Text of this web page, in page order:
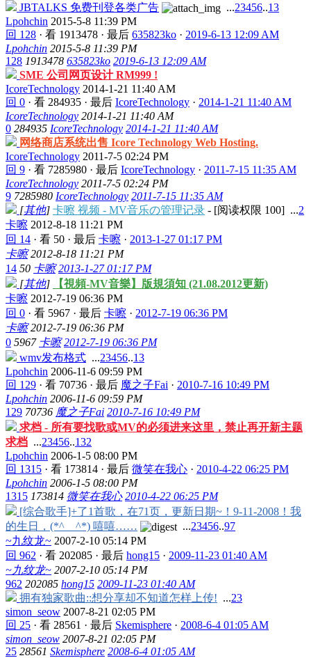
JBTALKS 免费刊登各类广告 ...23456..13
Lpohchin 2015-5-8 11:39 PM
回 128 · 看 1913478 · 最后 635823ko · 2019-6-13 12:09 AM
Lpohchin 2015-5-8 11:39 PM
128 1913478 635823ko 2019-6-13 12:09 AM
SME 公司网页设计 RM999 !
IcoreTechnology 2014-1-21 11:40 AM
回 0 · 看 284935 · 最后 IcoreTechnology · 2014-1-21 11:40 AM
IcoreTechnology 2014-1-21 11:40 AM
0 284935 IcoreTechnology 2014-1-21 11:40 AM
网络商店系统出售 Icore Technology Web Hosting.
IcoreTechnology 2011-7-5 02:24 PM
回 9 · 看 7285980 · 最后 IcoreTechnology · 2011-7-15 11:35 AM
IcoreTechnology 2011-7-5 02:24 PM
9 7285980 IcoreTechnology 2011-7-15 11:35 AM
[其他] 卡嚓 视频 - MV音乐の管理记录 - [阅读权限 100] ...2
卡嚓 2012-8-18 11:21 PM
回 14 · 看 50 · 最后 卡嚓 · 2013-1-27 01:17 PM
卡嚓 2012-8-18 11:21 PM
14 50 卡嚓 2013-1-27 01:17 PM
[其他]
【視頻-MV音樂】版規須知 (21.08.2012更新)
卡嚓 2012-7-19 06:36 PM
回 0 · 看 5967 · 最后 卡嚓 · 2012-7-19 06:36 PM
卡嚓 2012-7-19 06:36 PM
0 5967 卡嚓 2012-7-19 06:36 PM
wmv发布格式 ...23456..13
Lpohchin 2006-11-6 09:59 PM
回 129 · 看 70736 · 最后 魔之子Fai · 2010-7-16 10:49 PM
Lpohchin 2006-11-6 09:59 PM
129 70736 魔之子Fai 2010-7-16 10:49 PM
求档 - 所有要找歌或MV的必须进来这里，禁止再开新主题
求档 ...23456..132
Lpohchin 2006-1-5 08:00 PM
回 1315 · 看 173814 · 最后 微笑在我心 · 2010-4-22 06:25 PM
Lpohchin 2006-1-5 08:00 PM
1315 173814 微笑在我心 2010-4-22 06:25 PM
[综合歌手]+了1首歌，在71页，更新日期~！9-11-2008！我
的生日，(*^__^*) 嘻嘻……
...23456..97
~九纹龙~ 2007-2-10 05:14 PM
回 962 · 看 202085 · 最后 hong15 · 2009-11-23 01:40 AM
~九纹龙~ 2007-2-10 05:14 PM
962 202085 hong15 2009-11-23 01:40 AM
拥有独家歌曲::想分享却不知道怎样上传! ...23
simon_seow 2007-8-21 02:05 PM
回 25 · 看 28561 · 最后 Skemisphere · 2008-6-4 01:05 AM
simon_seow 2007-8-21 02:05 PM
25 28561 Skemisphere 2008-6-4 01:05 AM